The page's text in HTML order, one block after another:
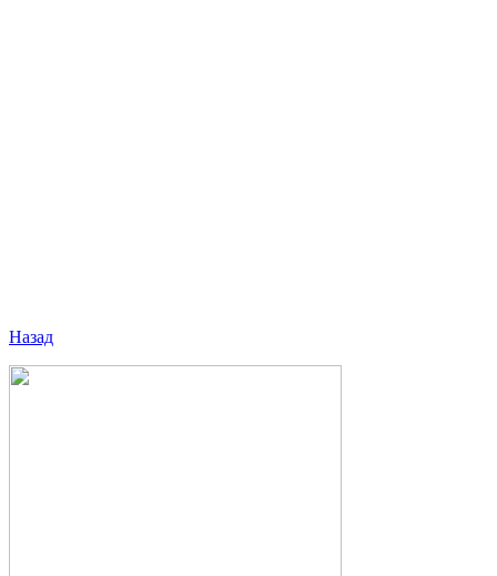
Назад